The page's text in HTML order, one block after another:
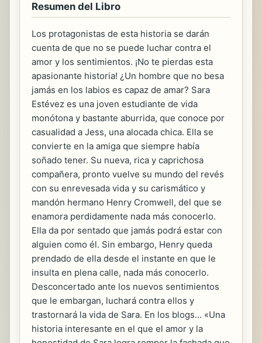
Resumen del Libro
Los protagonistas de esta historia se darán
cuenta de que no se puede luchar contra el
amor y los sentimientos. ¡No te pierdas esta
apasionante historia! ¿Un hombre que no besa
jamás en los labios es capaz de amar? Sara
Estévez es una joven estudiante de vida
monótona y bastante aburrida, que conoce por
casualidad a Jess, una alocada chica. Ella se
convierte en la amiga que siempre había
soñado tener. Su nueva, rica y caprichosa
compañera, pronto vuelve su mundo del revés
con su enrevesada vida y su carismático y
mandón hermano Henry Cromwell, del que se
enamora perdidamente nada más conocerlo.
Ella da por sentado que jamás podrá estar con
alguien como él. Sin embargo, Henry queda
prendado de ella desde el instante en que le
insulta en plena calle, nada más conocerlo.
Desconcertado ante los nuevos sentimientos
que le embargan, luchará contra ellos y
trastornará la vida de Sara. En los blogs... «Una
historia interesante en el que el amor y la